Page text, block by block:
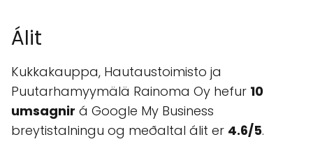
finna og koma til og hefur esteetla
Annað áhugaverðar upplýsingar
Fyrirtækið býður upp á ýmissa önnur þjónustir